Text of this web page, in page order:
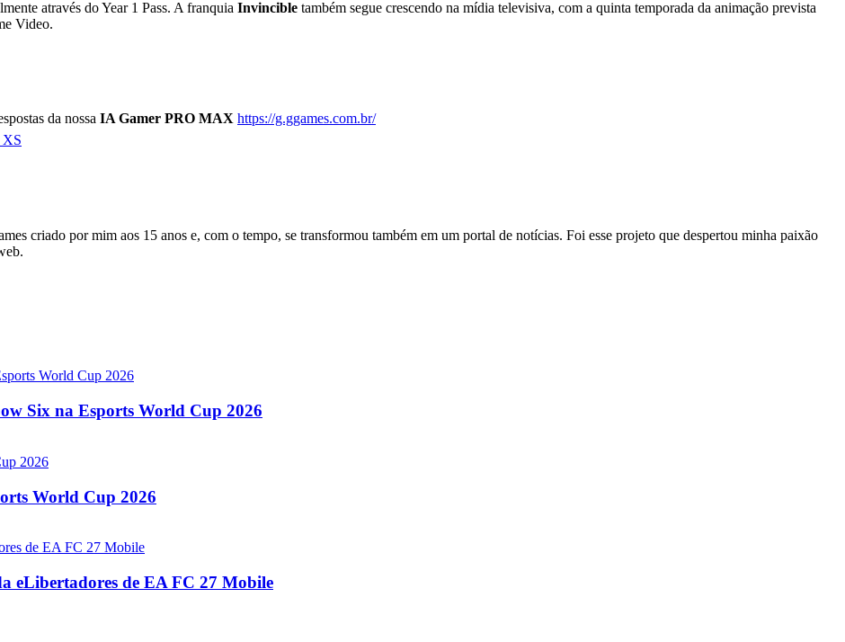
através do Year 1 Pass. A franquia Invincible também segue crescendo na mídia televisiva, com a quinta temporada da animação prevista
Video.
da nossa IA Gamer PRO MAX https://g.ggames.com.br/
XS
criado por mim aos 15 anos e, com o tempo, se transformou também em um portal de notícias. Foi esse projeto que despertou minha paixão
Six na Esports World Cup 2026
World Cup 2026
eLibertadores de EA FC 27 Mobile